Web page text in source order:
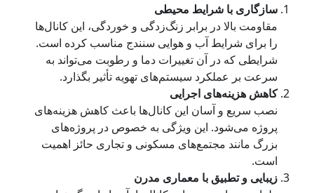
سازگاری با شرایط محیطی
مقاومت بالا در برابر زنگ‌زدگی و خوردگی، این کانال‌ها
را برای شرایط آب و هوایی سنندج مناسب کرده است.
شرایطی که در آن تغییرات دما و رطوبت می‌تواند به
سرعت بر عملکرد سیستم‌های تهویه تأثیر بگذارد.
کاهش هزینه‌های اجرایی
نصب سریع و آسان این کانال‌ها باعث کاهش هزینه‌های
پروژه می‌شود. این ویژگی به خصوص در پروژه‌های
بزرگ مانند مجتمع‌های مسکونی و تجاری حائز اهمیت
است.
زیبایی و تطبیق با معماری مدرن